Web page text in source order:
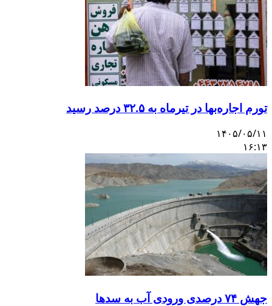
تورم اجاره‌بها در تیرماه به ۳۲.۵ درصد رسید
۱۴۰۵/۰۵/۱۱
۱۶:۱۳
جهش ۷۴ درصدی ورودی آب به سدها